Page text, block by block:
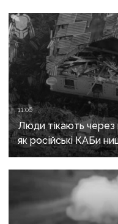
11:06
Люди тікають через
як російські КАБи